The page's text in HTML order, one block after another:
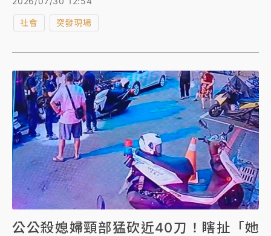
經送醫搶救，所幸45分鐘後恢復生命徵象，鬼門關前走
一遭。
社會 突發現場
公公殺媳婦頸部猛砍近40刀！瞎扯「她